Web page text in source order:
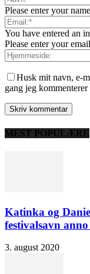
Please enter your
You have entered an
Please enter your
Husk mit navn, e-
gang jeg kommenterer
MEST POPULÆRE
Katinka og
festivalsavn anno
3. august 2020